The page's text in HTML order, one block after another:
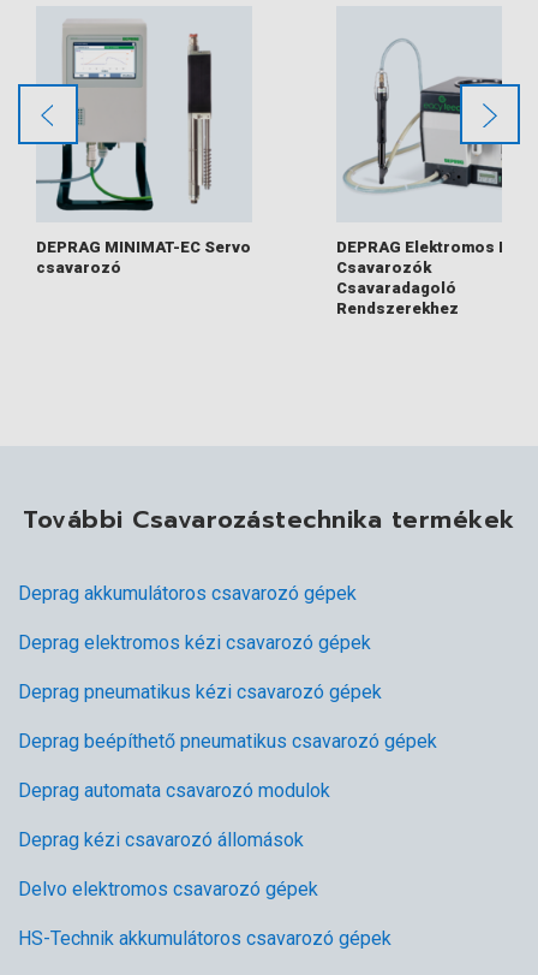
DEPRAG MINIMAT-EC Servo
csavarozó
DEPRAG Elektromos Kézi
Csavarozók
Csavaradagoló
Rendszerekhez
További Csavarozástechnika termékek
Deprag akkumulátoros csavarozó gépek
Deprag elektromos kézi csavarozó gépek
Deprag pneumatikus kézi csavarozó gépek
Deprag beépíthető pneumatikus csavarozó gépek
Deprag automata csavarozó modulok
Deprag kézi csavarozó állomások
Delvo elektromos csavarozó gépek
HS-Technik akkumulátoros csavarozó gépek